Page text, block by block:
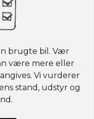
brugte bil. Vær
være mere eller
Vi vurderer
stand, udstyr og